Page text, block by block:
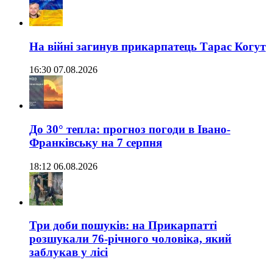
На війні загинув прикарпатець Тарас Когут
16:30 07.08.2026
До 30° тепла: прогноз погоди в Івано-
Франківську на 7 серпня
18:12 06.08.2026
Три доби пошуків: на Прикарпатті
розшукали 76-річного чоловіка, який
заблукав у лісі